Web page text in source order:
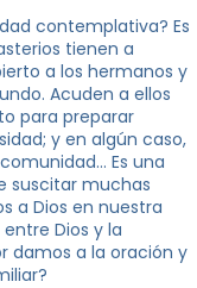
contemplativa? Es
tienen a
a los hermanos y
Acuden a ellos
para preparar
y en algún caso,
Es una
suscitar muchas
a Dios en nuestra
Dios y la
damos a la oración y